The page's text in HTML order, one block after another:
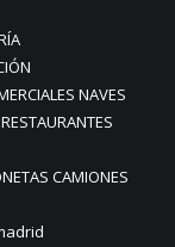
NAVES
CAMIONES